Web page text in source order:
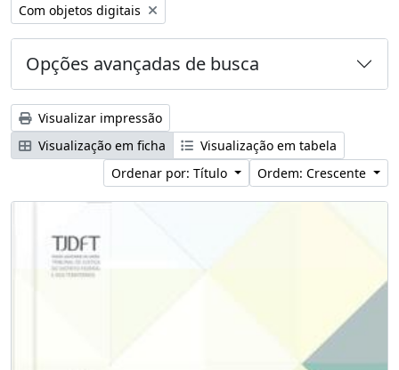
Remover filtro:
Com objetos digitais
Opções avançadas de busca
Visualizar impressão
Visualização em ficha
Visualização em tabela
Ordenar por: Título
Ordem: Crescente